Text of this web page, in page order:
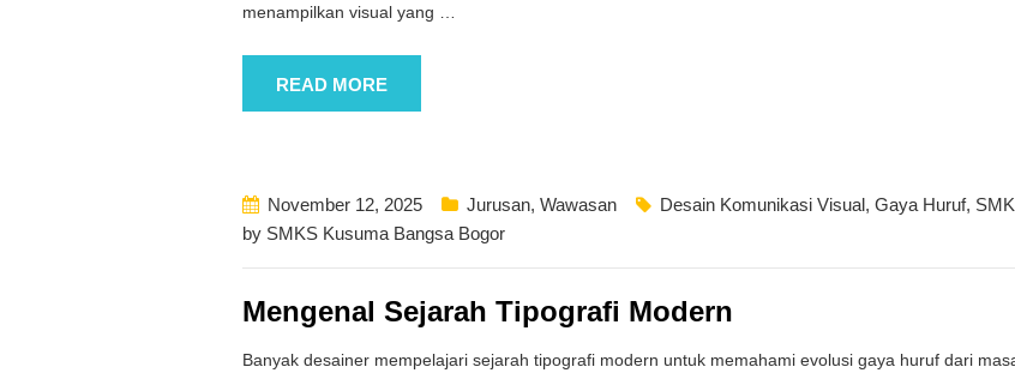
menampilkan visual yang
READ MORE
November 12, 2025 Jurusan, Wawasan Desain Komunikasi Visual, Gaya Huruf,
by SMKS Kusuma Bangsa Bogor
Mengenal Sejarah Tipografi Modern
Banyak desainer mempelajari sejarah tipografi modern untuk memahami evolusi gaya huruf dari